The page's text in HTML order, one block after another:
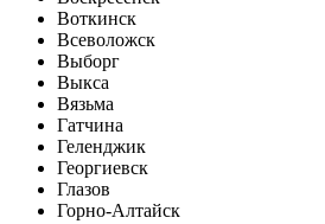
Воткинск
Всеволожск
Выборг
Выкса
Вязьма
Гатчина
Геленджик
Георгиевск
Глазов
Горно-Алтайск